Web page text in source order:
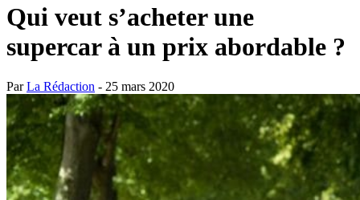
Qui veut s’acheter une
supercar à un prix abordable ?
ParLa Rédaction - 25 mars 2020